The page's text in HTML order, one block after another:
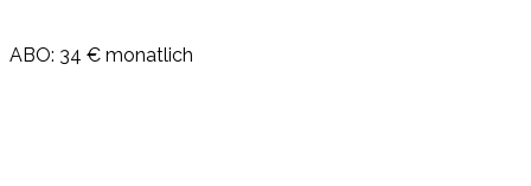
ABO: 34 € monatlich